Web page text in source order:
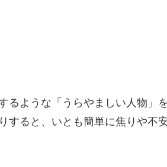
るような「うらやましい人物」
すると、いとも簡単に焦りや不